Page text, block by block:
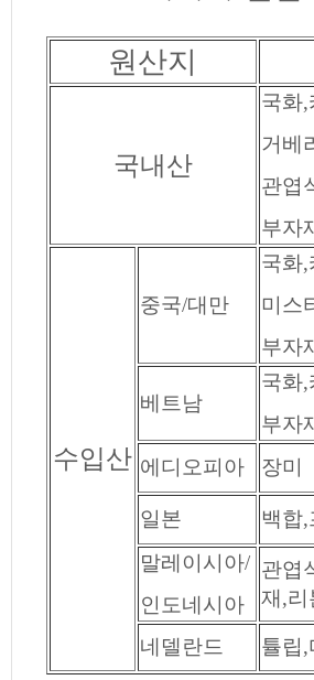
원산지
국내산
국화
거베
관엽
부자
수입산
중국/대만
국화
미스
부자
베트남
국화
부자
에디오피아
장미
일본
백합
말레이시아/
인도네시아
관엽
재,리
네델란드 튤립